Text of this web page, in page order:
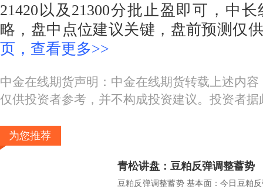
21420以及21300分批止盈即可，中
略，盘中点位建议关键，盘前预测仅
页，查看更多>>
中金在线期货声明：中金在线期货转载上述内
仅供投资者参考，并不构成投资建议。投资者
为您推荐
青松讲盘：豆粕反弹调整蓄势
豆粕反弹调整蓄势 基本面：今日豆粕